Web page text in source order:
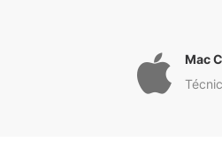
Mac